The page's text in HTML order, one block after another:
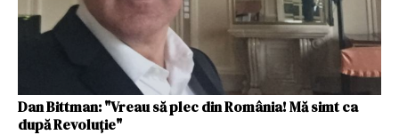
Dan Bittman: "Vreau să plec din România! Mă simt ca
după Revoluţie"